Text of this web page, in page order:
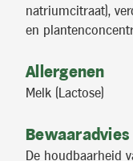
natriumcitraat),
en
Allergenen
Melk (Lactose)
Bewaaradvies
De houdbaarheid